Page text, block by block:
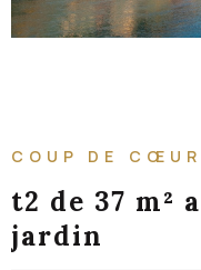
COUP DE CŒUR
t2 de 37 m²
jardin